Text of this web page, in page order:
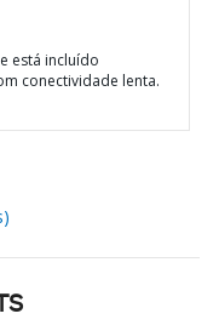
está incluído
conectividade lenta.